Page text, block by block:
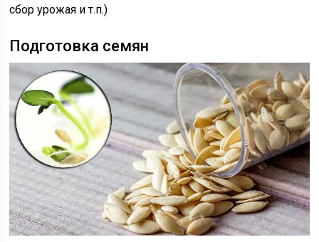
сбор урожая и т.п.)
Подготовка семян